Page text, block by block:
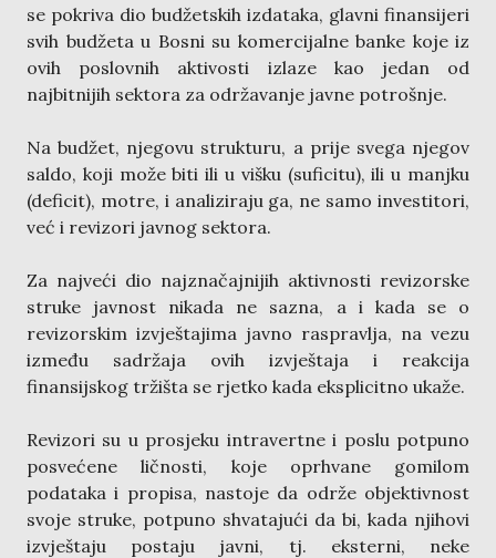
se pokriva dio budžetskih izdataka, glavni finansijeri
svih budžeta u Bosni su komercijalne banke koje iz
ovih poslovnih aktivosti izlaze kao jedan od
najbitnijih sektora za održavanje javne potrošnje.
Na budžet, njegovu strukturu, a prije svega njegov
saldo, koji može biti ili u višku (suficitu), ili u manjku
(deficit), motre, i analiziraju ga, ne samo investitori,
već i revizori javnog sektora.
Za najveći dio najznačajnijih aktivnosti revizorske
struke javnost nikada ne sazna, a i kada se o
revizorskim izvještajima javno raspravlja, na vezu
između sadržaja ovih izvještaja i reakcija
finansijskog tržišta se rjetko kada eksplicitno ukaže.
Revizori su u prosjeku intravertne i poslu potpuno
posvećene ličnosti, koje oprhvane gomilom
podataka i propisa, nastoje da održe objektivnost
svoje struke, potpuno shvatajući da bi, kada njihovi
izvještaju postaju javni, tj. eksterni, neke